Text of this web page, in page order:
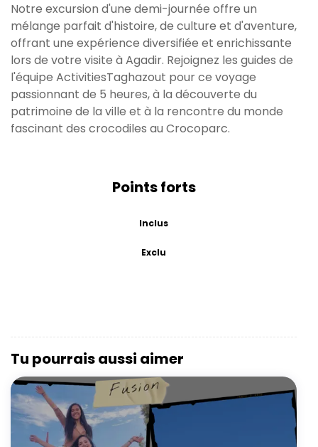
Notre excursion d'une demi-journée offre un
mélange parfait d'histoire, de culture et d'aventure,
offrant une expérience diversifiée et enrichissante
lors de votre visite à Agadir. Rejoignez les guides de
l'équipe ActivitiesTaghazout pour ce voyage
passionnant de 5 heures, à la découverte du
patrimoine de la ville et à la rencontre du monde
fascinant des crocodiles au Crocoparc.
Points forts
Inclus
Exclu
Tu pourrais aussi aimer